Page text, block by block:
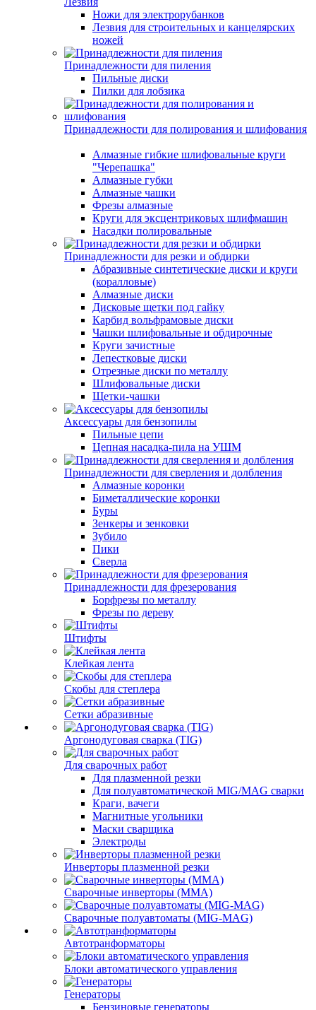
Ножи для электрорубанков
Лезвия для строительных и канцелярских
ножей
Принадлежности для пиления
Пильные диски
Пилки для лобзика
Принадлежности для полирования и шлифования
Алмазные гибкие шлифовальные круги
"Черепашка"
Алмазные губки
Алмазные чашки
Фрезы алмазные
Круги для эксцентриковых шлифмашин
Насадки полировальные
Принадлежности для резки и обдирки
Абразивные синтетические диски и круги
(коралловые)
Алмазные диски
Дисковые щетки под гайку
Карбид вольфрамовые диски
Чашки шлифовальные и обдирочные
Круги зачистные
Лепестковые диски
Отрезные диски по металлу
Шлифовальные диски
Щетки-чашки
Аксессуары для бензопилы
Пильные цепи
Цепная насадка-пила на УШМ
Принадлежности для сверления и долбления
Алмазные коронки
Биметаллические коронки
Буры
Зенкеры и зенковки
Зубило
Пики
Сверла
Принадлежности для фрезерования
Борфрезы по металлу
Фрезы по дереву
Штифты
Клейкая лента
Скобы для степлера
Сетки абразивные
Аргонодуговая сварка (TIG)
Для сварочных работ
Для плазменной резки
Для полуавтоматической MIG/MAG сварки
Краги, вачеги
Магнитные угольники
Маски сварщика
Электроды
Инверторы плазменной резки
Сварочные инверторы (MMA)
Сварочные полуавтоматы (MIG-MAG)
Автотранформаторы
Блоки автоматического управления
Генераторы
Бензиновые генераторы